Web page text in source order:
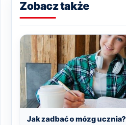
Zobacz także
Jak zadbać o mózg ucznia?